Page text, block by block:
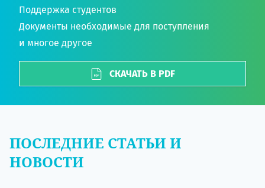
Поддержка студентов
Документы необходимые для поступления
и многое другое
СКАЧАТЬ В PDF
ПОСЛЕДНИЕ СТАТЬИ И
НОВОСТИ